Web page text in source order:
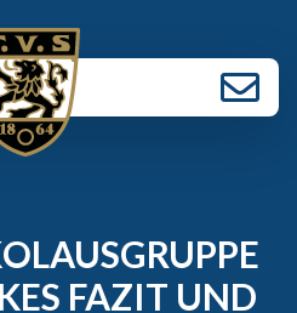
FAZIT UND